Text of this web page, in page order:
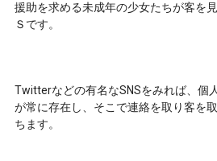
援助を求める未成年の少女たちが客を
Ｓです。
Twitterなどの有名なSNSをみれば、個
が常に存在し、そこで連絡を取り客を
ちます。